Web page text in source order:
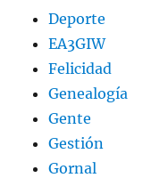
Deporte
EA3GIW
Felicidad
Genealogía
Gente
Gestión
Gornal